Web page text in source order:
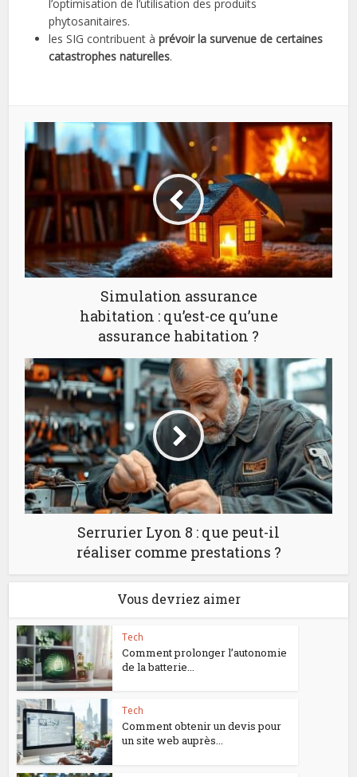
l’optimisation de l’utilisation des produits
phytosanitaires.
les SIG contribuent àprévoir la survenue de certaines
catastrophes naturelles.
Simulation assurance
habitation : qu’est-ce qu’une
assurance habitation ?
Serrurier Lyon 8 : que peut-il
réaliser comme prestations ?
Vous devriez aimer
Tech
Comment prolonger l’autonomie
de la batterie...
Tech
Comment obtenir un devis pour
un site web auprès...